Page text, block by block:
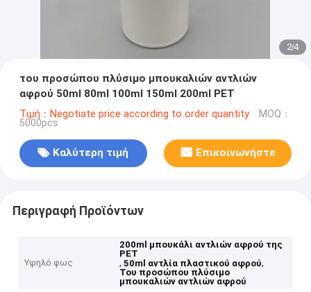
2/4
του προσώπου πλύσιμο μπουκαλιών αντλιών
αφρού 50ml 80ml 100ml 150ml 200ml PET
Τιμή：Negotiate price according to order quantity MOQ：
5000pcs
Καλύτερη τιμή Επικοινωνήστε
Περιγραφή Προϊόντων
Υψηλό φως
200ml μπουκάλι αντλιών αφρού της
PET
,50ml αντλία πλαστικού αφρού,
Του προσώπου πλύσιμο
μπουκαλιών αντλιών αφρού